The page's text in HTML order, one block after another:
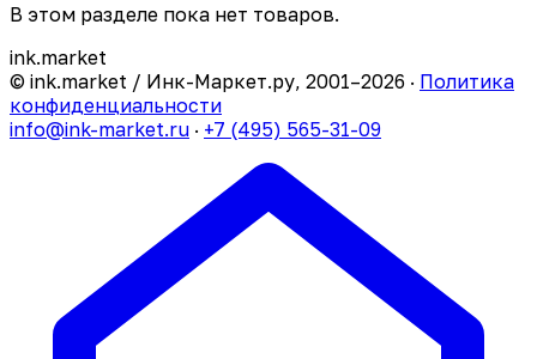
В этом разделе пока нет товаров.
ink.market
© ink.market / Инк-Маркет.ру, 2001–2026 · Политика
конфиденциальности
info@ink-market.ru · +7 (495) 565-31-09